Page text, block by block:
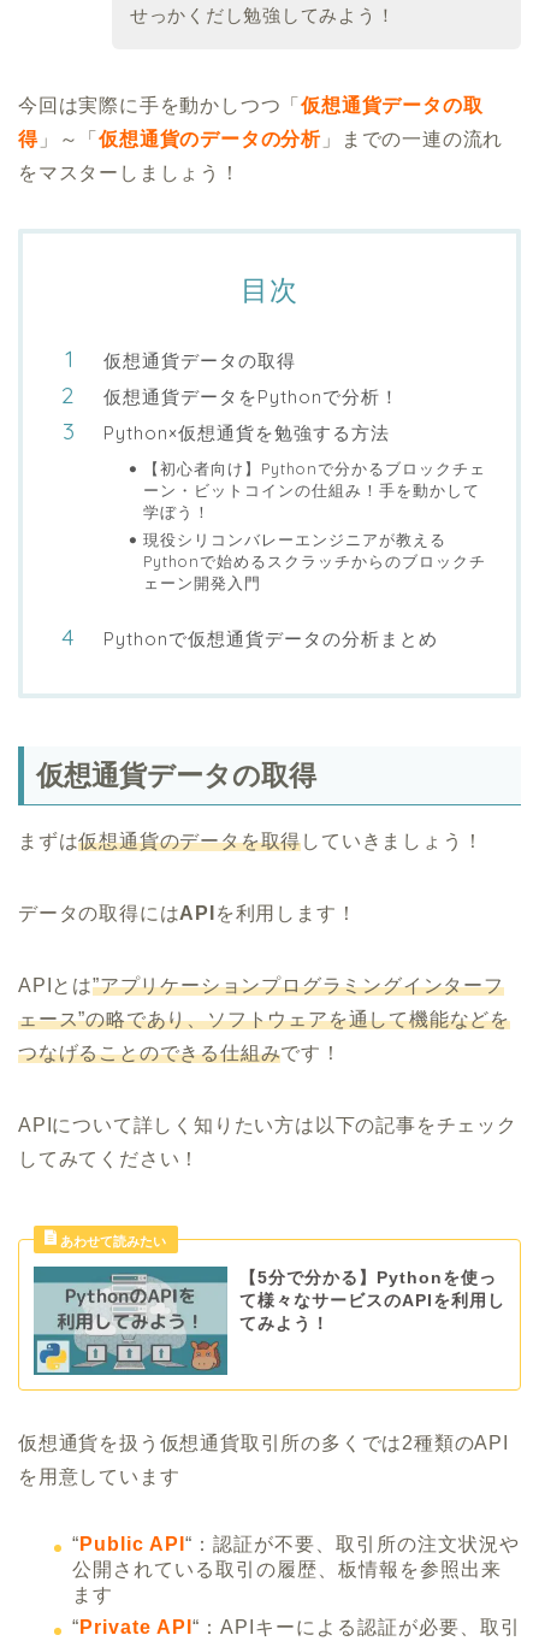
せっかくだし勉強してみよう！
今回は実際に手を動かしつつ「仮想通貨データの取
得」～「仮想通貨のデータの分析 」までの一連の流れ
をマスターしましょう！
目次
仮想通貨データの取得
仮想通貨データをPythonで分析！
Python×仮想通貨を勉強する方法
【初心者向け】Pythonで分かるブロックチェ
ーン・ビットコインの仕組み！手を動かして
学ぼう！
現役シリコンバレーエンジニアが教える
Pythonで始めるスクラッチからのブロックチ
ェーン開発入門
Pythonで仮想通貨データの分析まとめ
仮想通貨データの取得
まずは仮想通貨のデータを取得していきましょう！
データの取得にはAPI を利用します！
APIとは”アプリケーションプログラミングインターフ
ェース”の略であり、ソフトウェアを通して機能などを
つなげることのできる仕組みです！
APIについて詳しく知りたい方は以下の記事をチェック
してみてください！
【5分で分かる】Pythonを使っ
て様々なサービスのAPIを利用し
てみよう！
仮想通貨を扱う仮想通貨取引所の多くでは2種類のAPI
を用意しています
“ Public API “：認証が不要、取引所の注文状況や
公開されている取引の履歴、板情報を参照出来
ます
“ Private API “：APIキーによる認証が必要、取引